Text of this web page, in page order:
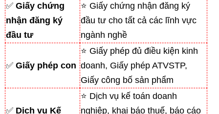
✅ Giấy chứng
nhận đăng ký
đầu tư
⭐ Giấy chứng nhận đăng ký
đầu tư cho tất cả các lĩnh vực
ngành nghề
✅ Giấy phép con
⭐ Giấy phép đủ điều kiện kinh
doanh, Giấy phép ATVSTP,
Giấy công bố sản phẩm
✅ Dịch vụ Kế
⭐ Dịch vụ kế toán doanh
nghiệp, khai báo thuế, báo cáo